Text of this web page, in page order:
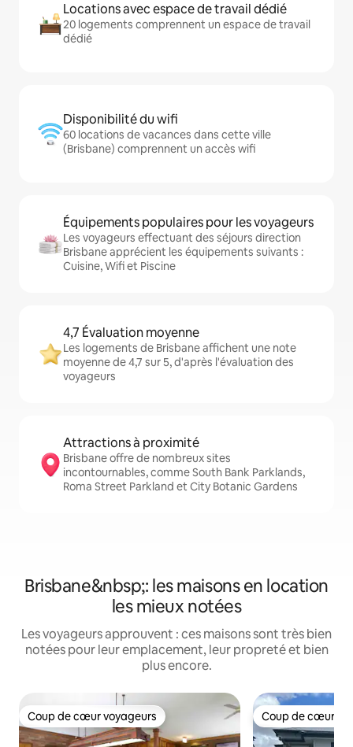
Locations avec espace de travail dédié
20 logements comprennent un espace de travail
dédié
Disponibilité du wifi
60 locations de vacances dans cette ville
(Brisbane) comprennent un accès wifi
Équipements populaires pour les voyageurs
Les voyageurs effectuant des séjours direction
Brisbane apprécient les équipements suivants :
Cuisine, Wifi et Piscine
4,7 Évaluation moyenne
Les logements de Brisbane affichent une note
moyenne de 4,7 sur 5, d'après l'évaluation des
voyageurs
Attractions à proximité
Brisbane offre de nombreux sites
incontournables, comme South Bank Parklands,
Roma Street Parkland et City Botanic Gardens
Brisbane&nbsp;: les maisons en location
les mieux notées
Les voyageurs approuvent : ces maisons sont très bien
notées pour leur emplacement, leur propreté et bien
plus encore.
Coup de cœur voyageurs
Coup de cœur voyageurs Coup de cœur
Coup de cœur